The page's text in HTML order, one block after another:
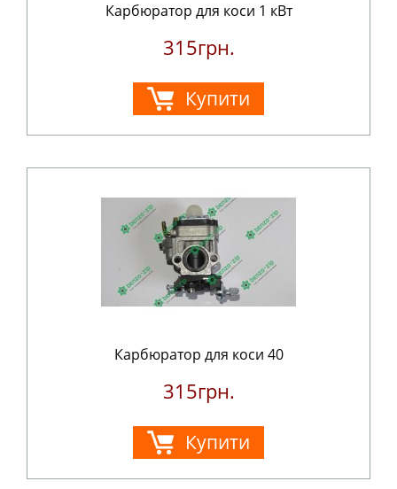
Карбюратор для коси 1 кВт
315грн.
Купити
Карбюратор для коси 40
315грн.
Купити